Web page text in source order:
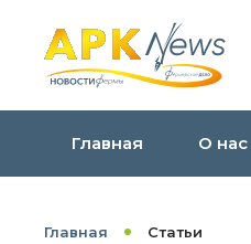
Главная О нас
Главная Статьи